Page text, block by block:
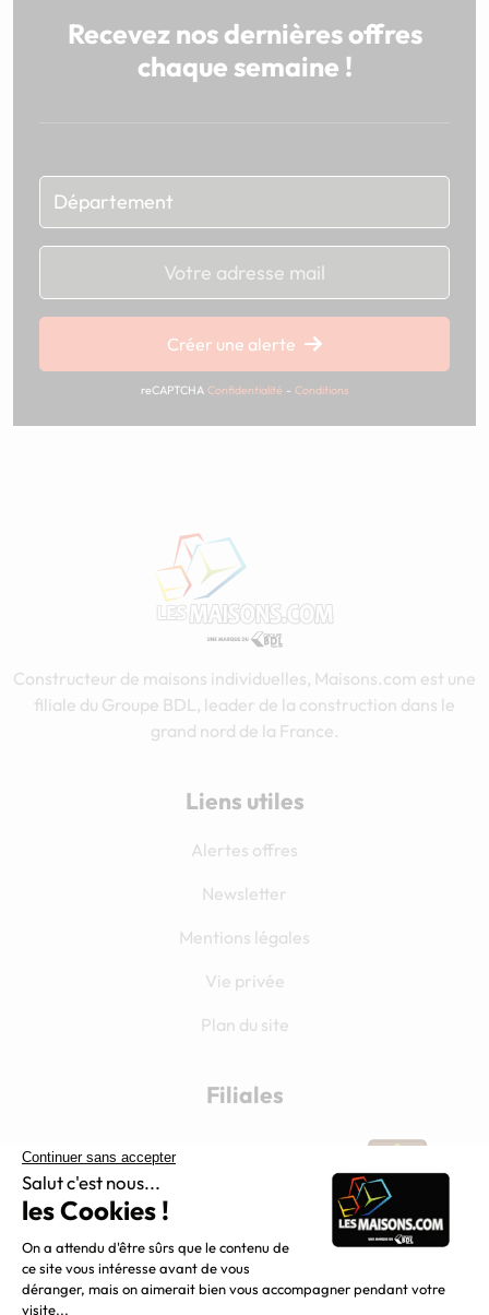
Recevez nos dernières offres
chaque semaine !
Chargement...
Créer une alerte
reCAPTCHA Confidentialité - Conditions
Constructeur de maisons individuelles, Maisons.com est une
filiale du Groupe BDL, leader de la construction dans le
grand nord de la France.
Liens utiles
Alertes offres
Newsletter
Mentions légales
Vie privée
Plan du site
Filiales
Chargement...
Nous suivre